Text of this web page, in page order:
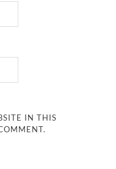
IN THIS